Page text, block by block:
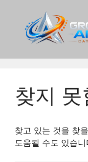
찾지 못
찾고 있는 것을 찾
도움될 수도 있습니